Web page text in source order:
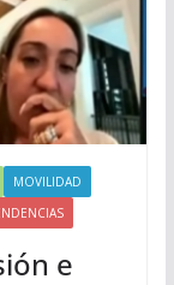
MOVILIDAD
e